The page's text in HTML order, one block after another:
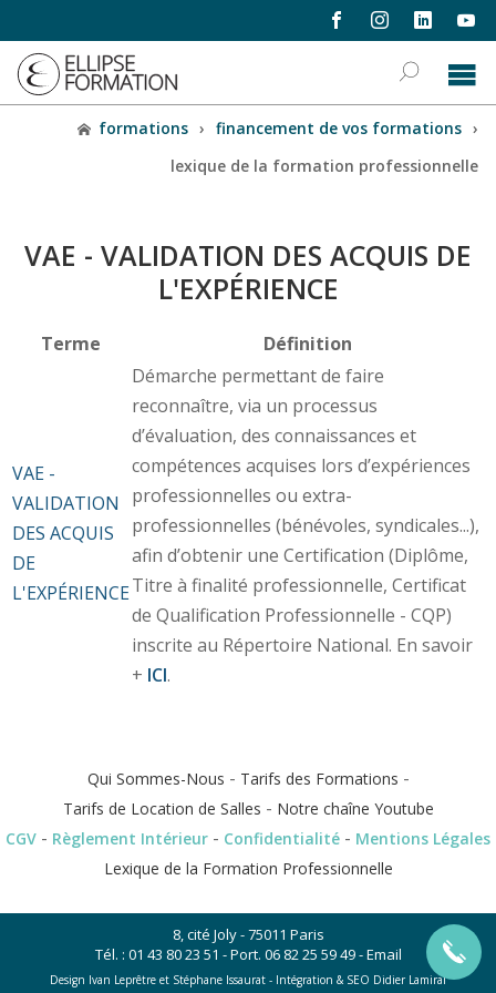
formations › financement de vos formations ›
lexique de la formation professionnelle
VAE - VALIDATION DES ACQUIS DE
L'EXPÉRIENCE
Terme Définition
VAE -
VALIDATION
DES ACQUIS
DE
L'EXPÉRIENCE
Démarche permettant de faire
reconnaître, via un processus
d’évaluation, des connaissances et
compétences acquises lors d’expériences
professionnelles ou extra-
professionnelles (bénévoles, syndicales...),
afin d’obtenir une Certification (Diplôme,
Titre à finalité professionnelle, Certificat
de Qualification Professionnelle - CQP)
inscrite au Répertoire National. En savoir
+ ICI.
Qui Sommes-Nous - Tarifs des Formations -
Tarifs de Location de Salles - Notre chaîne Youtube
CGV - Règlement Intérieur - Confidentialité - Mentions Légales
Lexique de la Formation Professionnelle
8, cité Joly - 75011 Paris
Tél. : 01 43 80 23 51 - Port. 06 82 25 59 49-Email
Design Ivan Leprêtre et Stéphane Issaurat - Intégration & SEO Didier Lamiral